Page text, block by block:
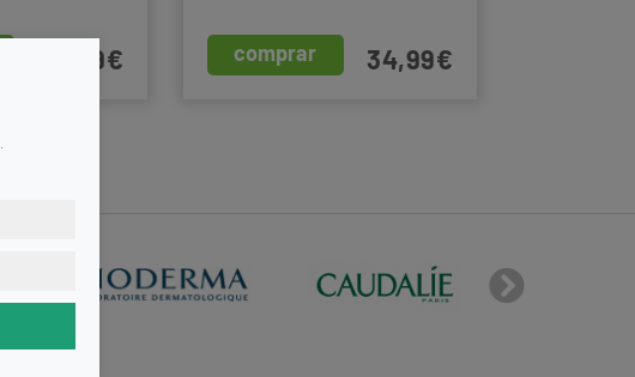
32,99€ comprar 34,99€